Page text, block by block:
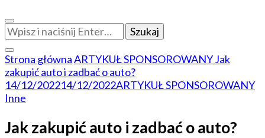
Szukasz
czegoś?
Strona głównaARTYKUŁ SPONSOROWANYJak
zakupić auto i zadbać o auto?
14/12/202214/12/2022ARTYKUŁ SPONSOROWANY
Inne
Jak zakupić auto i zadbać o auto?